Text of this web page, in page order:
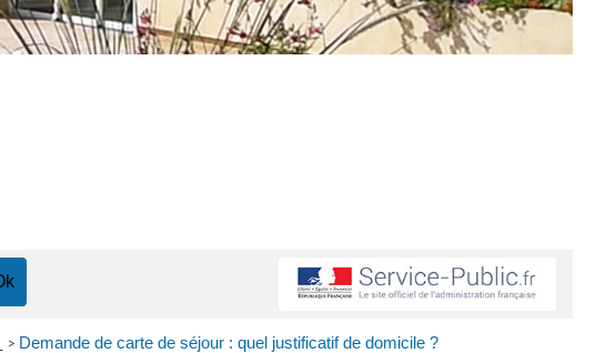
> Demande de carte de séjour : quel justificatif de domicile ?